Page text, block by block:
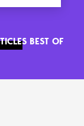
BEST OF